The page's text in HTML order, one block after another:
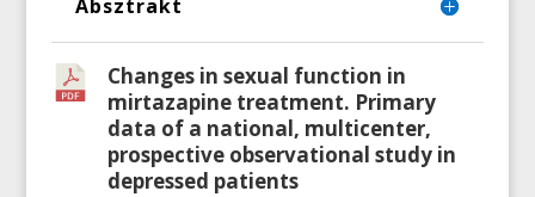
Absztrakt
Changes in sexual function in
mirtazapine treatment. Primary
data of a national, multicenter,
prospective observational study in
depressed patients